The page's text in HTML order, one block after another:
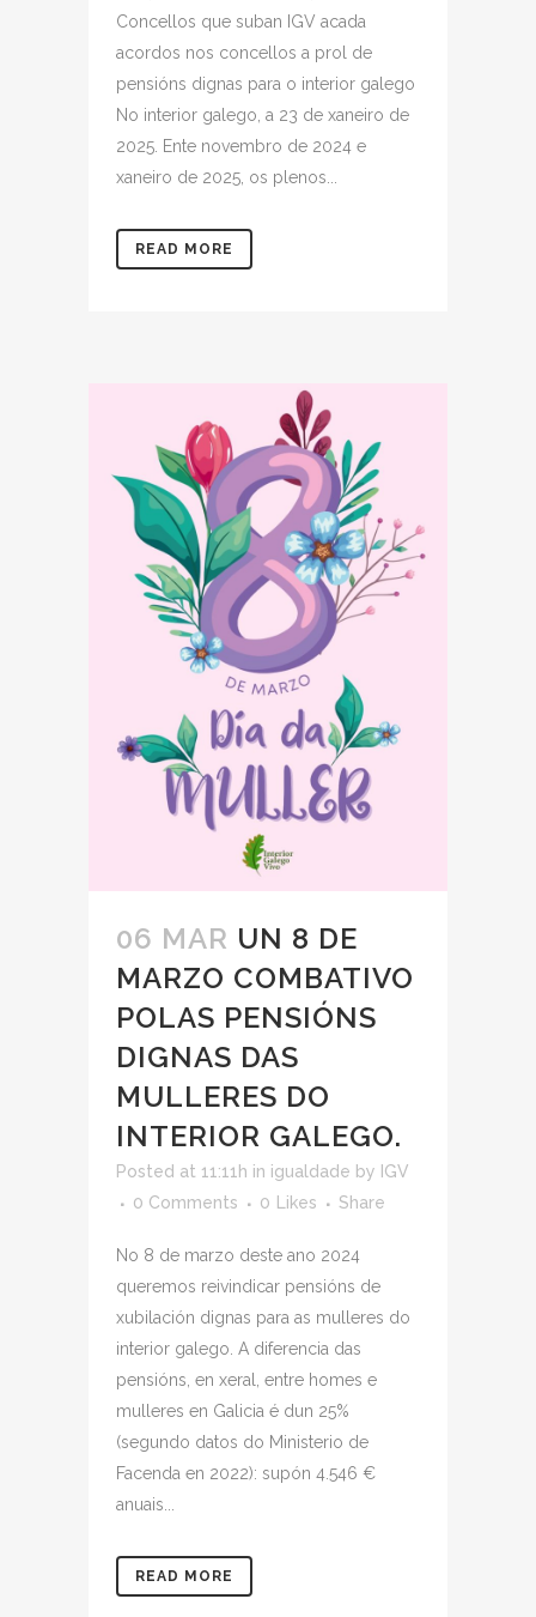
Concellos que suban IGV acada
acordos nos concellos a prol de
pensións dignas para o interior galego
No interior galego, a 23 de xaneiro de
2025. Ente novembro de 2024 e
xaneiro de 2025, os plenos...
READ MORE
06 MAR UN 8 DE
MARZO COMBATIVO
POLAS PENSIÓNS
DIGNAS DAS
MULLERES DO
INTERIOR GALEGO.
Posted at 11:11h in igualdade by IGV
0 Comments
0 Likes Share
No 8 de marzo deste ano 2024
queremos reivindicar pensións de
xubilación dignas para as mulleres do
interior galego. A diferencia das
pensións, en xeral, entre homes e
mulleres en Galicia é dun 25%
(segundo datos do Ministerio de
Facenda en 2022): supón 4.546 €
anuais...
READ MORE